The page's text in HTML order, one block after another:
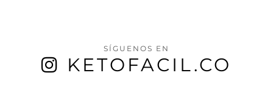
SÍGUENOS EN
KETOFACIL.CO